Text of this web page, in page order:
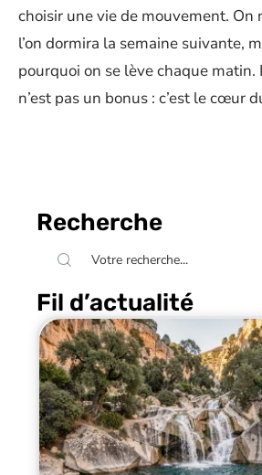
choisir une vie de mouvement. On
l’on dormira la semaine suivante,
pourquoi on se lève chaque matin.
n’est pas un bonus : c’est le cœur
Recherche
Fil d’actualité